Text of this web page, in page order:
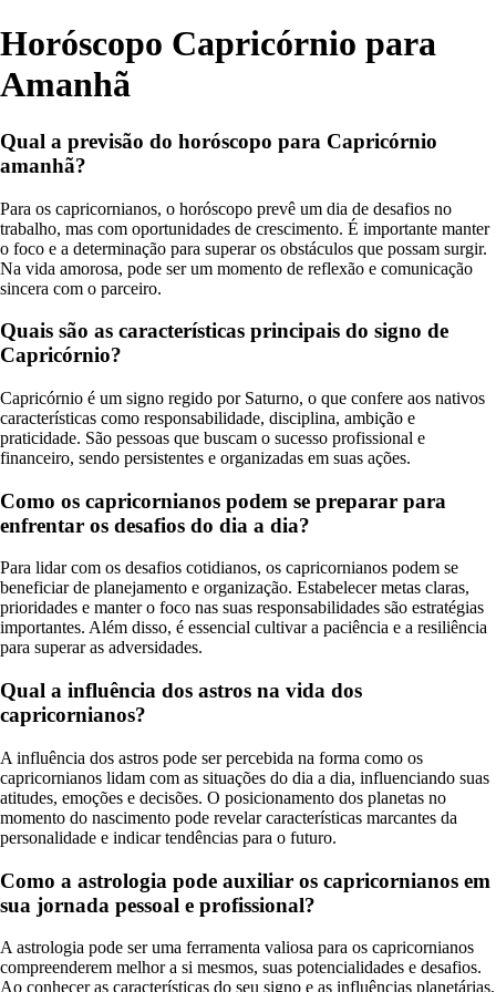
Horóscopo Capricórnio para
Amanhã
Qual a previsão do horóscopo para Capricórnio
amanhã?
Para os capricornianos, o horóscopo prevê um dia de desafios no
trabalho, mas com oportunidades de crescimento. É importante manter
o foco e a determinação para superar os obstáculos que possam surgir.
Na vida amorosa, pode ser um momento de reflexão e comunicação
sincera com o parceiro.
Quais são as características principais do signo de
Capricórnio?
Capricórnio é um signo regido por Saturno, o que confere aos nativos
características como responsabilidade, disciplina, ambição e
praticidade. São pessoas que buscam o sucesso profissional e
financeiro, sendo persistentes e organizadas em suas ações.
Como os capricornianos podem se preparar para
enfrentar os desafios do dia a dia?
Para lidar com os desafios cotidianos, os capricornianos podem se
beneficiar de planejamento e organização. Estabelecer metas claras,
prioridades e manter o foco nas suas responsabilidades são estratégias
importantes. Além disso, é essencial cultivar a paciência e a resiliência
para superar as adversidades.
Qual a influência dos astros na vida dos
capricornianos?
A influência dos astros pode ser percebida na forma como os
capricornianos lidam com as situações do dia a dia, influenciando suas
atitudes, emoções e decisões. O posicionamento dos planetas no
momento do nascimento pode revelar características marcantes da
personalidade e indicar tendências para o futuro.
Como a astrologia pode auxiliar os capricornianos em
sua jornada pessoal e profissional?
A astrologia pode ser uma ferramenta valiosa para os capricornianos
compreenderem melhor a si mesmos, suas potencialidades e desafios.
Ao conhecer as características do seu signo e as influências planetárias,